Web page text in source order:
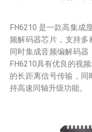
FH6210 是一款高集成
频解码器芯片，支持多
同时集成音频编解码器
FH6210具有优良的视
的长距离信号传输，
持高速同轴升级功能。